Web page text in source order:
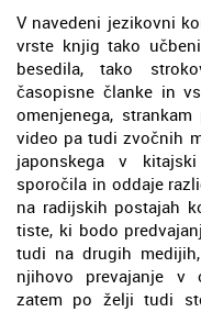
V navedeni jezikovni
vrste knjig tako
besedila, tako
časopisne članke in
omenjenega,
video pa tudi zvočnih
japonskega v
sporočila in oddaje
na radijskih postajah
tiste, ki bodo
tudi na drugih
njihovo prevajanje v
zatem po želji tudi